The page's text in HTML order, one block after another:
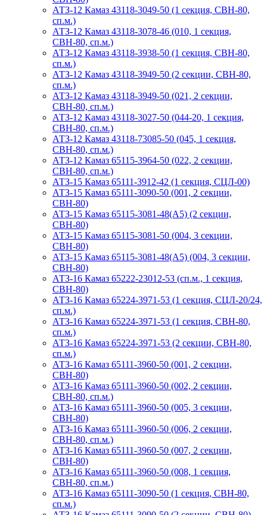
АТЗ-12 Камаз 43118-3049-50 (1 секция, СВН-80,
сп.м.)
АТЗ-12 Камаз 43118-3078-46 (010, 1 секция,
СВН-80, сп.м.)
АТЗ-12 Камаз 43118-3938-50 (1 секция, СВН-80,
сп.м.)
АТЗ-12 Камаз 43118-3949-50 (2 секции, СВН-80,
сп.м.)
АТЗ-12 Камаз 43118-3949-50 (021, 2 секции,
СВН-80, сп.м.)
АТЗ-12 Камаз 43118-3027-50 (044-20, 1 секция,
СВН-80, сп.м.)
АТЗ-12 Камаз 43118-73085-50 (045, 1 секция,
СВН-80, сп.м.)
АТЗ-12 Камаз 65115-3964-50 (022, 2 секции,
СВН-80, сп.м.)
АТЗ-15 Камаз 65111-3912-42 (1 секция, СЦЛ-00)
АТЗ-15 Камаз 65111-3090-50 (001, 2 секции,
СВН-80)
АТЗ-15 Камаз 65115-3081-48(А5) (2 секции,
СВН-80)
АТЗ-15 Камаз 65115-3081-50 (004, 3 секции,
СВН-80)
АТЗ-15 Камаз 65115-3081-48(А5) (004, 3 секции,
СВН-80)
АТЗ-16 Камаз 65222-23012-53 (сп.м., 1 секция,
СВН-80)
АТЗ-16 Камаз 65224-3971-53 (1 секция, СЦЛ-20/24,
сп.м.)
АТЗ-16 Камаз 65224-3971-53 (1 секция, СВН-80,
сп.м.)
АТЗ-16 Камаз 65224-3971-53 (2 секции, СВН-80,
сп.м.)
АТЗ-16 Камаз 65111-3960-50 (001, 2 секции,
СВН-80)
АТЗ-16 Камаз 65111-3960-50 (002, 2 секции,
СВН-80, сп.м.)
АТЗ-16 Камаз 65111-3960-50 (005, 3 секции,
СВН-80)
АТЗ-16 Камаз 65111-3960-50 (006, 2 секции,
СВН-80, сп.м.)
АТЗ-16 Камаз 65111-3960-50 (007, 2 секции,
СВН-80)
АТЗ-16 Камаз 65111-3960-50 (008, 1 секция,
СВН-80, сп.м.)
АТЗ-16 Камаз 65111-3090-50 (1 секция, СВН-80,
сп.м.)